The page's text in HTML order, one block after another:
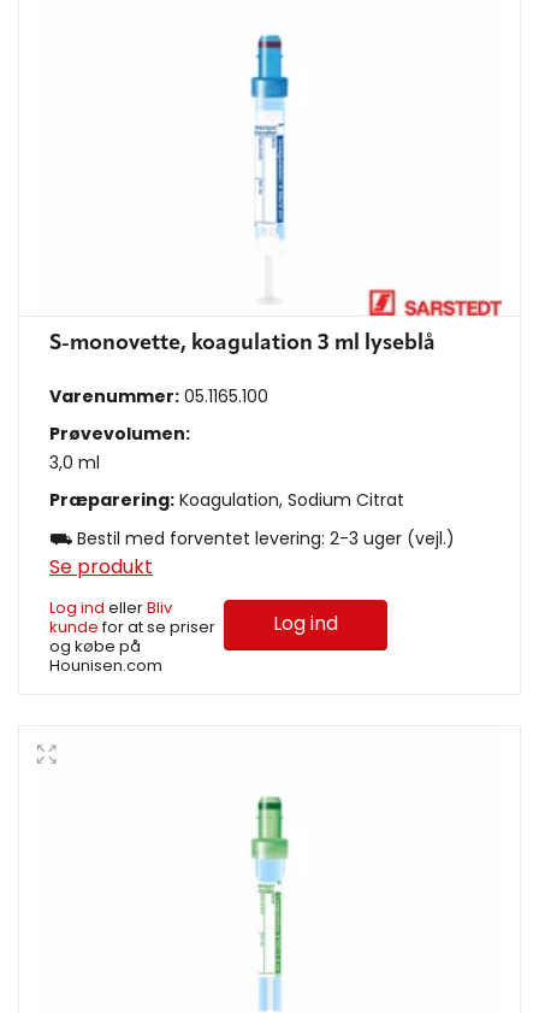
S-monovette, koagulation 3 ml lyseblå
Varenummer: 05.1165.100
Prøvevolumen:
3,0 ml
Præparering: Koagulation, Sodium Citrat
⛟ Bestil med forventet levering: 2-3 uger (vejl.)
Se produkt
Log ind ellerBliv
kundefor at se priser
og købe på
Hounisen.com
Log ind